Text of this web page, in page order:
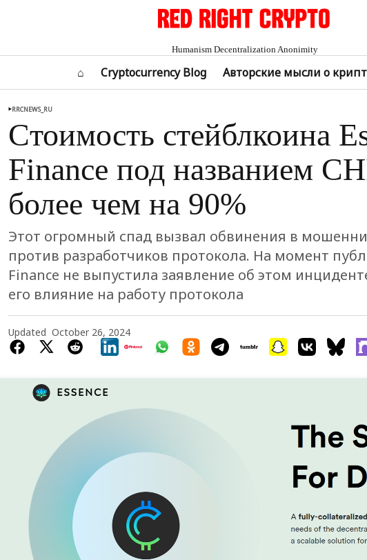
Humanism Decentralization Anonimity
⌂ Cryptocurrency Blog Авторские мысли о
RRCNEWS_RU
Cтоимость стейблкоина
Finance под названием
более чем на 90%
Этот огромный спад вызвал обвинения в
против разработчиков протокола. На момент
Finance не выпустила заявление об этом
его влияние на работу протокола
Updated October 26, 2024